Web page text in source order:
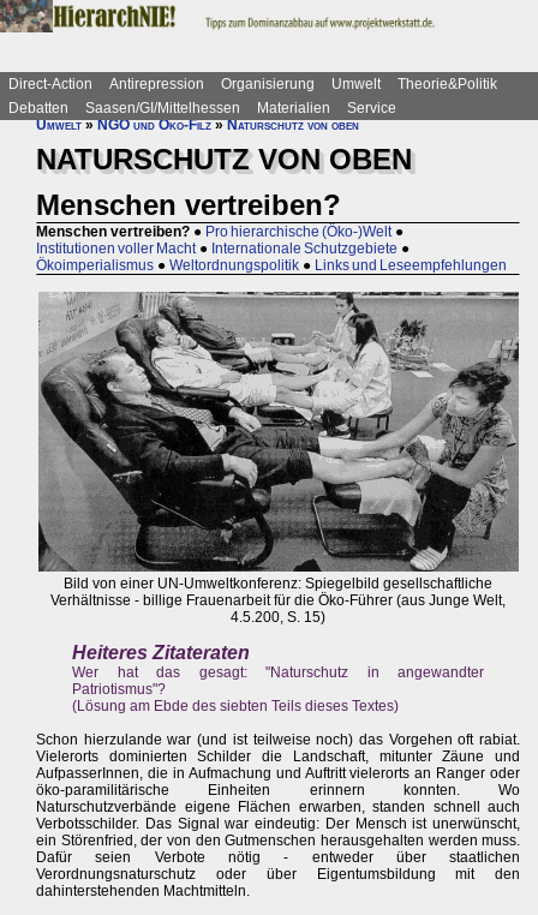
Direct-Action Antirepression Organisierung Umwelt
Theorie&Politik
Debatten
Saasen/GI/Mittelhessen Materialien
Service
Umwelt»NGO und Öko-Filz»Naturschutz von oben
NATURSCHUTZ VON OBEN
Menschen vertreiben?
Menschen vertreiben? ● Pro hierarchische (Öko-)Welt ●
Institutionen voller Macht ● Internationale Schutzgebiete ●
Ökoimperialismus ● Weltordnungspolitik ● Links und Leseempfehlungen
Bild von einer UN-Umweltkonferenz: Spiegelbild gesellschaftliche
Verhältnisse - billige Frauenarbeit für die Öko-Führer (aus Junge Welt,
4.5.200, S. 15)
Heiteres Zitateraten
Wer hat das gesagt: "Naturschutz in angewandter
Patriotismus"?
(Lösung am Ebde des siebten Teils dieses Textes)
Schon hierzulande war (und ist teilweise noch) das Vorgehen oft rabiat.
Vielerorts dominierten Schilder die Landschaft, mitunter Zäune und
AufpasserInnen, die in Aufmachung und Auftritt vielerorts an Ranger oder
öko-paramilitärische Einheiten erinnern konnten. Wo
Naturschutzverbände eigene Flächen erwarben, standen schnell auch
Verbotsschilder. Das Signal war eindeutig: Der Mensch ist unerwünscht,
ein Störenfried, der von den Gutmenschen herausgehalten werden muss.
Dafür seien Verbote nötig - entweder über staatlichen
Verordnungsnaturschutz oder über Eigentumsbildung mit den
dahinterstehenden Machtmitteln.